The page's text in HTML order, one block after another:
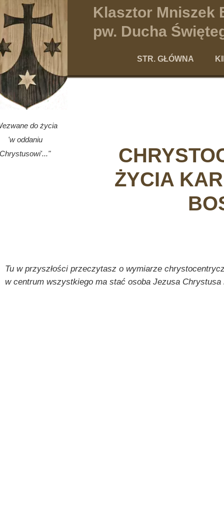
do życia
'w oddaniu
Chrystusowi'..."
ŻYCIA
Tu w przyszłości przeczytasz o wymiarze
w centrum wszystkiego ma stać osoba Jezusa Chrystusa
STR. GŁÓWNA
Klasztor Mniszek
pw. Ducha